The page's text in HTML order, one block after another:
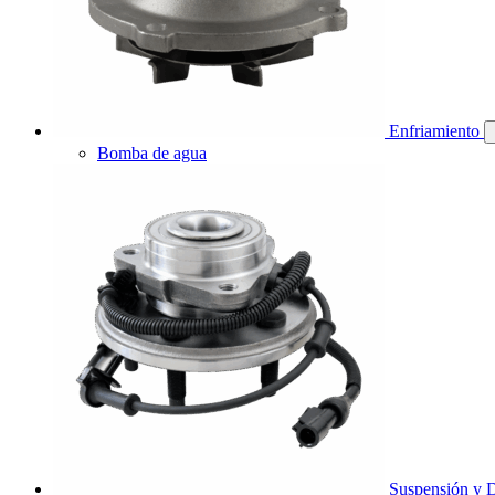
Enfriamiento
Bomba de agua
Suspensión y